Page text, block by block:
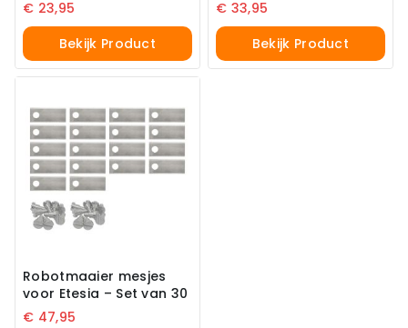
€ 23,95
Bekijk Product
€ 33,95
Bekijk Product
Robotmaaier mesjes
voor Etesia – Set van 30
€ 47,95